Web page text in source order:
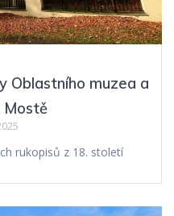
Oblastního muzea a
Mostě
rukopisů z 18. století